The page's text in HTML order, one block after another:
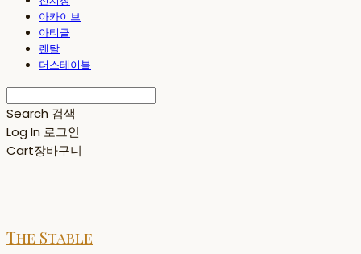
아카이브
아티클
렌탈
더스테이블
Search 검색
Log In 로그인
Cart장바구니
The Stable